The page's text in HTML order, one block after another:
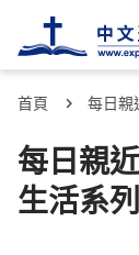
首頁 每日親
每日親
生活系